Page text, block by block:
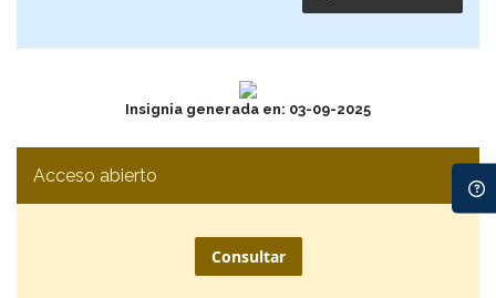
Insignia generada en: 03-09-2025
Acceso abierto
Consultar